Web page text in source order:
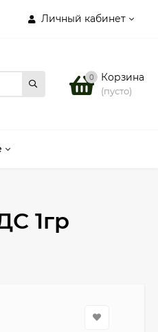
Личный кабинет
0 Корзина
(пусто)
1гр